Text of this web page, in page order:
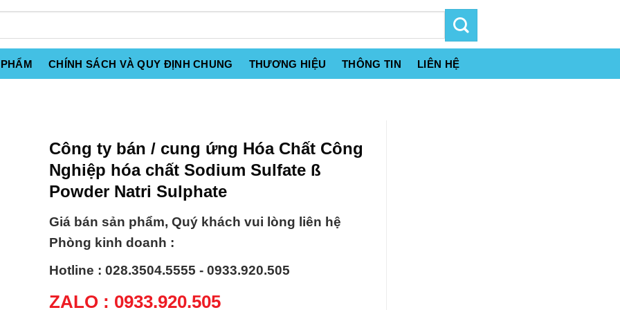
CHÍNH SÁCH VÀ QUY ĐỊNH CHUNG THƯƠNG HIỆU THÔNG TIN LIÊN HỆ
Công ty bán / cung ứng Hóa Chất Công
Nghiệp hóa chất Sodium Sulfate ß
Powder Natri Sulphate
Giá bán sản phẩm, Quý khách vui lòng liên hệ
Phòng kinh doanh :
Hotline : 028.3504.5555 - 0933.920.505
ZALO : 0933.920.505